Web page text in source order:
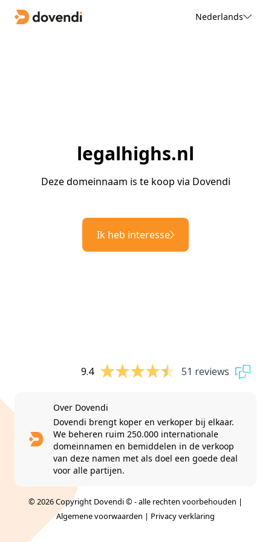
Nederlands
legalhighs.nl
Deze domeinnaam is te koop via Dovendi
Ik heb interesse
9.4 51 reviews
Over Dovendi
Dovendi brengt koper en verkoper bij elkaar.
We beheren ruim 250.000 internationale
domeinnamen en bemiddelen in de verkoop
van deze namen met als doel een goede deal
voor alle partijen.
© 2026 Copyright Dovendi © - alle rechten voorbehouden |
Algemene voorwaarden | Privacy verklaring